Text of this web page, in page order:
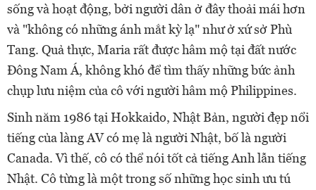
sống và hoạt động, bởi người dân ở đây thoải mái hơn
và "không có những ánh mắt kỳ lạ" như ở xứ sở Phù
Tang. Quả thực, Maria rất được hâm mộ tại đất nước
Đông Nam Á, không khó để tìm thấy những bức ảnh
chụp lưu niệm của cô với người hâm mộ Philippines.
Sinh năm 1986 tại Hokkaido, Nhật Bản, người đẹp nổi
tiếng của làng AV có mẹ là người Nhật, bố là người
Canada. Vì thế, cô có thể nói tốt cả tiếng Anh lẫn tiếng
Nhật. Cô từng là một trong số những học sinh ưu tú